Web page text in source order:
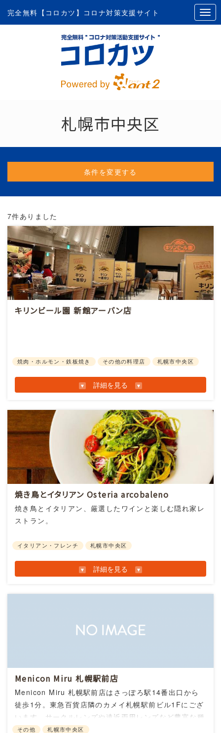
完全無料【コロカツ】コロナ対策支援サイト
札幌市中央区
条件を変更する
7件ありました
キリンビール園 新館アーバン店
北海道の札幌でジンギスカンと北海道味覚を堪能す
るならキリンビール園へ！
スタイリッシュなビアホール『キリンビール園アー
インホール、メインホールを展望できる小上がり席
とそれぞれ異なった雰囲気をもっています。
ロース、白老産黒毛和牛、道産食材の逸品とキリン
み放題』など多彩な注文方法ができますのでぜひ。
焼肉・ホルモン・鉄板焼き その他の料理店 札幌市中央区
詳細を見る
焼き鳥とイタリアン Osteria arcobaleno
焼き鳥とイタリアン、厳選したワインと楽しむ隠れ家レ
ストラン。
お知らせ情報
【当店おすすめメニュー】
・名物ジェノヴェーゼリグレ 1,500円（税込）
新鮮な野菜をバジル香る自慢のジェノヴェーゼソー
イタリアン・フレンチ 札幌市中央区
詳細を見る
Menicon Miru 札幌駅前店
Menicon Miru 札幌駅前店はさっぽろ駅14番出口から
徒歩1分。東急百貨店隣のカメイ札幌駅前ビル1Fにござ
います。サークルレンズや遠近両用レンズなど豊富な種
類を取り揃えており、お客様に合ったコンタクトレンズ
その他 札幌市中央区